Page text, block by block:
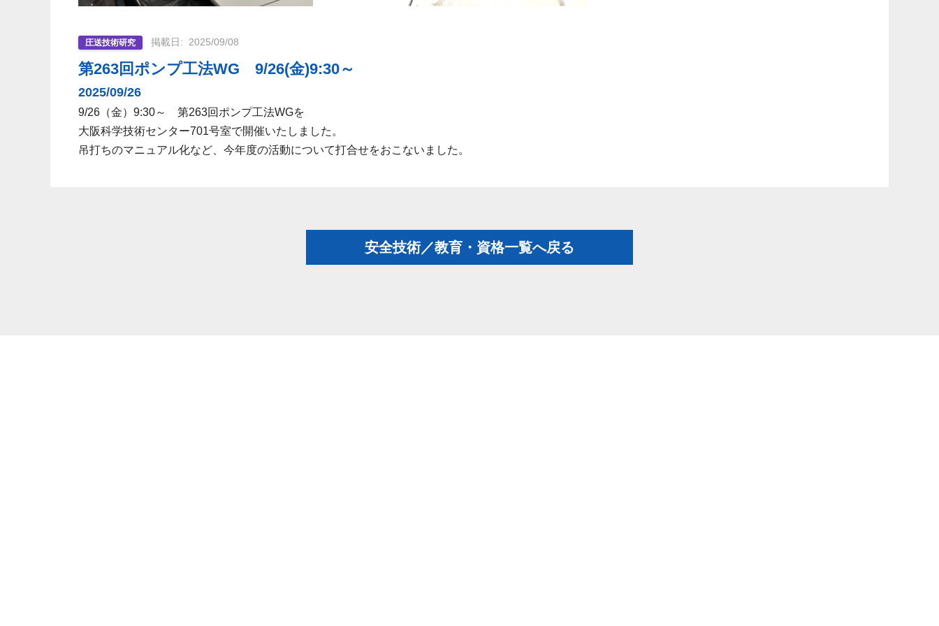
圧送技術研究 2025/09/08
2025/09/26
第263回ポンプ工法WG 9/26(金)9:30～
9/26（金）9:30～ 第263回ポンプ工法WGを
大阪科学技術センター701号室で開催いたしました。
吊打ちのマニュアル化など、今年度の活動について打合せをおこないました。
安全技術／教育・資格一覧へ戻る